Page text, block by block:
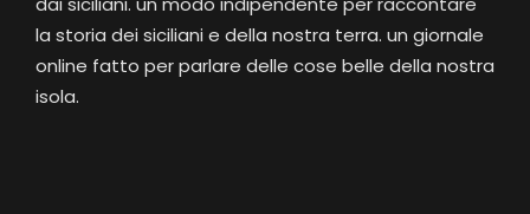
la storia dei siciliani e della nostra terra. un giornale
online fatto per parlare delle cose belle della nostra
isola.